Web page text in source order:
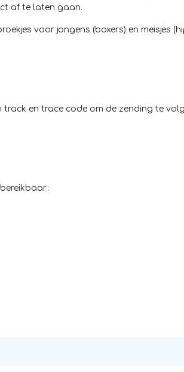
af te laten gaan.
voor jongens (boxers) en meisjes
en trace code om de zending te